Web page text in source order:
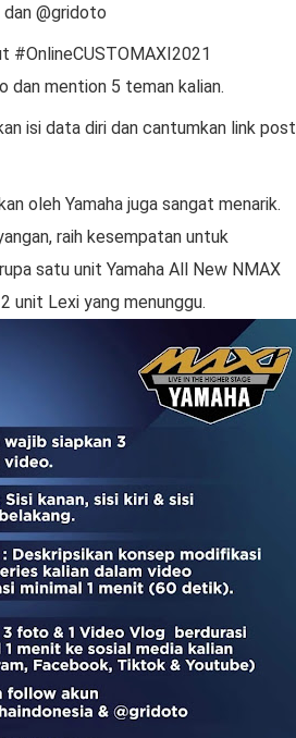
@gridoto
#OnlineCUSTOMAXI2021
dan mention 5 teman kalian.
isi data diri dan cantumkan link post
oleh Yamaha juga sangat menarik.
raih kesempatan untuk
satu unit Yamaha All New NMAX
unit Lexi yang menunggu.